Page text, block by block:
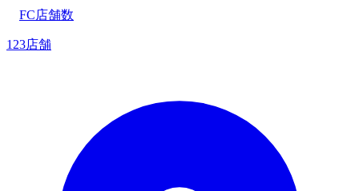
FC店舗数
123店舗